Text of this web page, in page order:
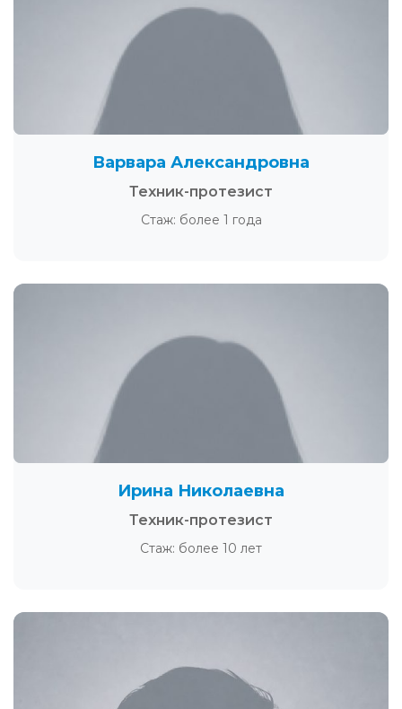
Варвара Александровна
Техник-протезист
Стаж: более 1 года
Ирина Николаевна
Техник-протезист
Стаж: более 10 лет